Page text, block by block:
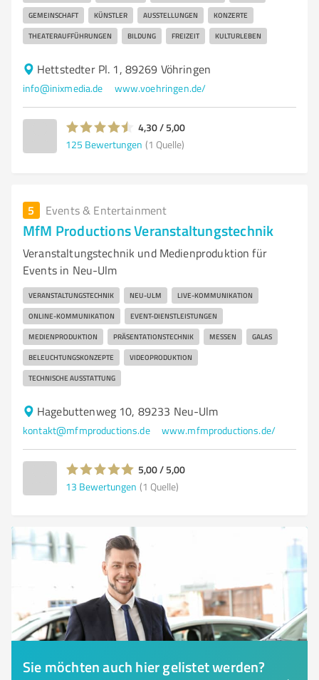
GEMEINSCHAFT KÜNSTLER AUSSTELLUNGEN KONZERTE
THEATERAUFFÜHRUNGEN BILDUNG FREIZEIT KULTURLEBEN
Hettstedter Pl. 1, 89269 Vöhringen
info@inixmedia.de www.voehringen.de/
4,30 / 5,00
125 Bewertungen (1 Quelle)
5 Events & Entertainment
MfM Productions Veranstaltungstechnik
Veranstaltungstechnik und Medienproduktion für
Events in Neu-Ulm
VERANSTALTUNGSTECHNIK NEU-ULM LIVE-KOMMUNIKATION
ONLINE-KOMMUNIKATION EVENT-DIENSTLEISTUNGEN
MEDIENPRODUKTION PRÄSENTATIONSTECHNIK MESSEN GALAS
BELEUCHTUNGSKONZEPTE VIDEOPRODUKTION
TECHNISCHE AUSSTATTUNG
Hagebuttenweg 10, 89233 Neu-Ulm
kontakt@mfmproductions.de www.mfmproductions.de/
5,00 / 5,00
13 Bewertungen (1 Quelle)
Sie möchten auch hier gelistet werden?